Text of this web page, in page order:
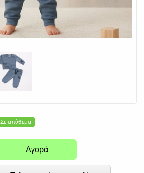
Σε απόθεμα
Αγορά